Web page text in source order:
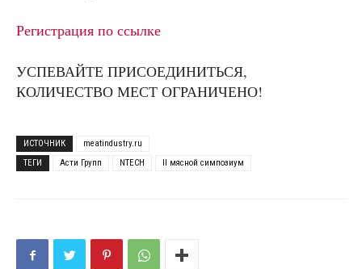
Регистрация по ссылке
УСПЕВАЙТЕ ПРИСОЕДИНИТЬСЯ,
КОЛИЧЕСТВО МЕСТ ОГРАНИЧЕНО!
ИСТОЧНИК
meatindustry.ru
ТЕГИ
Асти Групп NTECH II мясной симпозиум